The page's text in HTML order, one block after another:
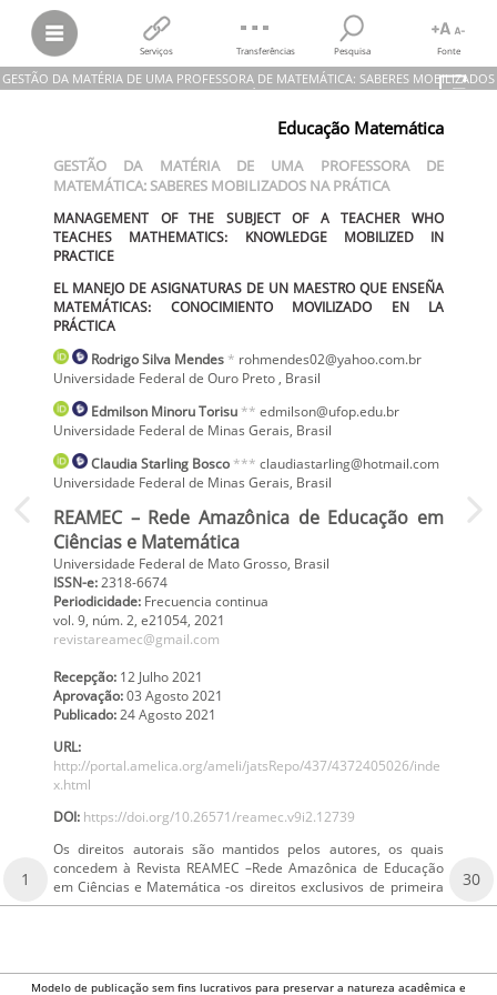
Serviços Transferências Pesquisa Fonte
GESTÃO DA MATÉRIA DE UMA PROFESSORA DE MATEMÁTICA: SABERES MOBILIZADOS
NA PRÁTICA
Rodrigo Silva Mendes; Edmilson Minoru Torisu; Claudia Starling
GESTÃO DA MATÉRIA DE UMA PROFESSORA DE MATEMÁTICA:
SABERES MOBILIZADOS NA PRÁTICA
MATHEMATICS: KNOWLEDGE MOBILIZED IN PRACTICE
EL MANEJO DE ASIGNATURAS DE UN MAESTRO QUE ENSEÑA
MATEMÁTICAS: CONOCIMIENTO MOVILIZADO EN LA PRÁCTICA
vol.9, núm. 2,e21054 , 2021
Universidade Federal de Mato Grosso
Educação Matemática
GESTÃO DA MATÉRIA DE UMA PROFESSORA DE
MATEMÁTICA: SABERES MOBILIZADOS NA PRÁTICA
MANAGEMENT OF THE SUBJECT OF A TEACHER WHO
TEACHES MATHEMATICS: KNOWLEDGE MOBILIZED IN
PRACTICE
EL MANEJO DE ASIGNATURAS DE UN MAESTRO QUE ENSEÑA
MATEMÁTICAS: CONOCIMIENTO MOVILIZADO EN LA
PRÁCTICA
RodrigoSilva Mendes * rohmendes02@yahoo.com.br
Universidade Federal de Ouro Preto , Brasil
Edmilson Minoru Torisu ** edmilson@ufop.edu.br
Universidade Federal de Minas Gerais, Brasil
ClaudiaStarling Bosco *** claudiastarling@hotmail.com
Universidade Federal de Minas Gerais, Brasil
REAMEC – Rede Amazônica de Educação em
Ciências e Matemática
Universidade Federal de Mato Grosso, Brasil
ISSN-e:2318-6674
Periodicidade: Frecuencia continua
vol. 9
, núm. 2, e21054, 2021
revistareamec@gmail.com
Recepção:
12 Julho 2021
Aprovação:
03 Agosto 2021
Publicado:
24 Agosto 2021
URL:
http://portal.amelica.org/ameli/jatsRepo/437/4372405026/inde
x.html
DOI: https://doi.org/10.26571/reamec.v9i2.12739
Os direitos autorais são mantidos pelos autores, os quais
concedem à Revista REAMEC –Rede Amazônica de Educação
em Ciências e Matemática -os direitos exclusivos de primeira
1 30
Modelo de publicação sem fins lucrativos para preservar a natureza acadêmica e